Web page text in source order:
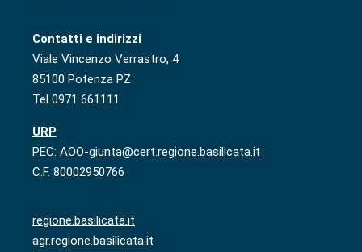
Contatti e indirizzi
Viale Vincenzo Verrastro, 4
85100 Potenza PZ
Tel 0971 661111
URP
PEC: AOO-giunta@cert.regione.basilicata.it
C.F. 80002950766
regione.basilicata.it
agr.regione.basilicata.it